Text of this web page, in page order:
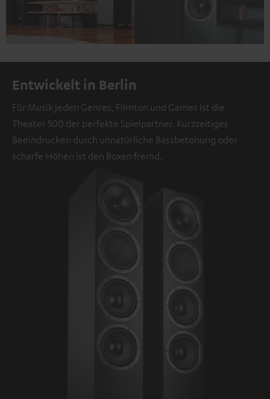
Entwickelt in Berlin
Für Musik jeden Genres, Filmton und Games ist die
Theater 500 der perfekte Spielpartner. Kurzzeitiges
Beeindrucken durch unnatürliche Bassbetonung oder
scharfe Höhen ist den Boxen fremd.